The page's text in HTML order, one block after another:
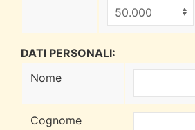
DATI PERSONALI:
Nome
Cognome